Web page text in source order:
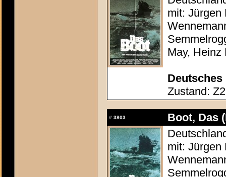
mit: Jürgen
May, Heinz
Deutsches
Zustand:
# 3803
Boot, Das
mit: Jürgen